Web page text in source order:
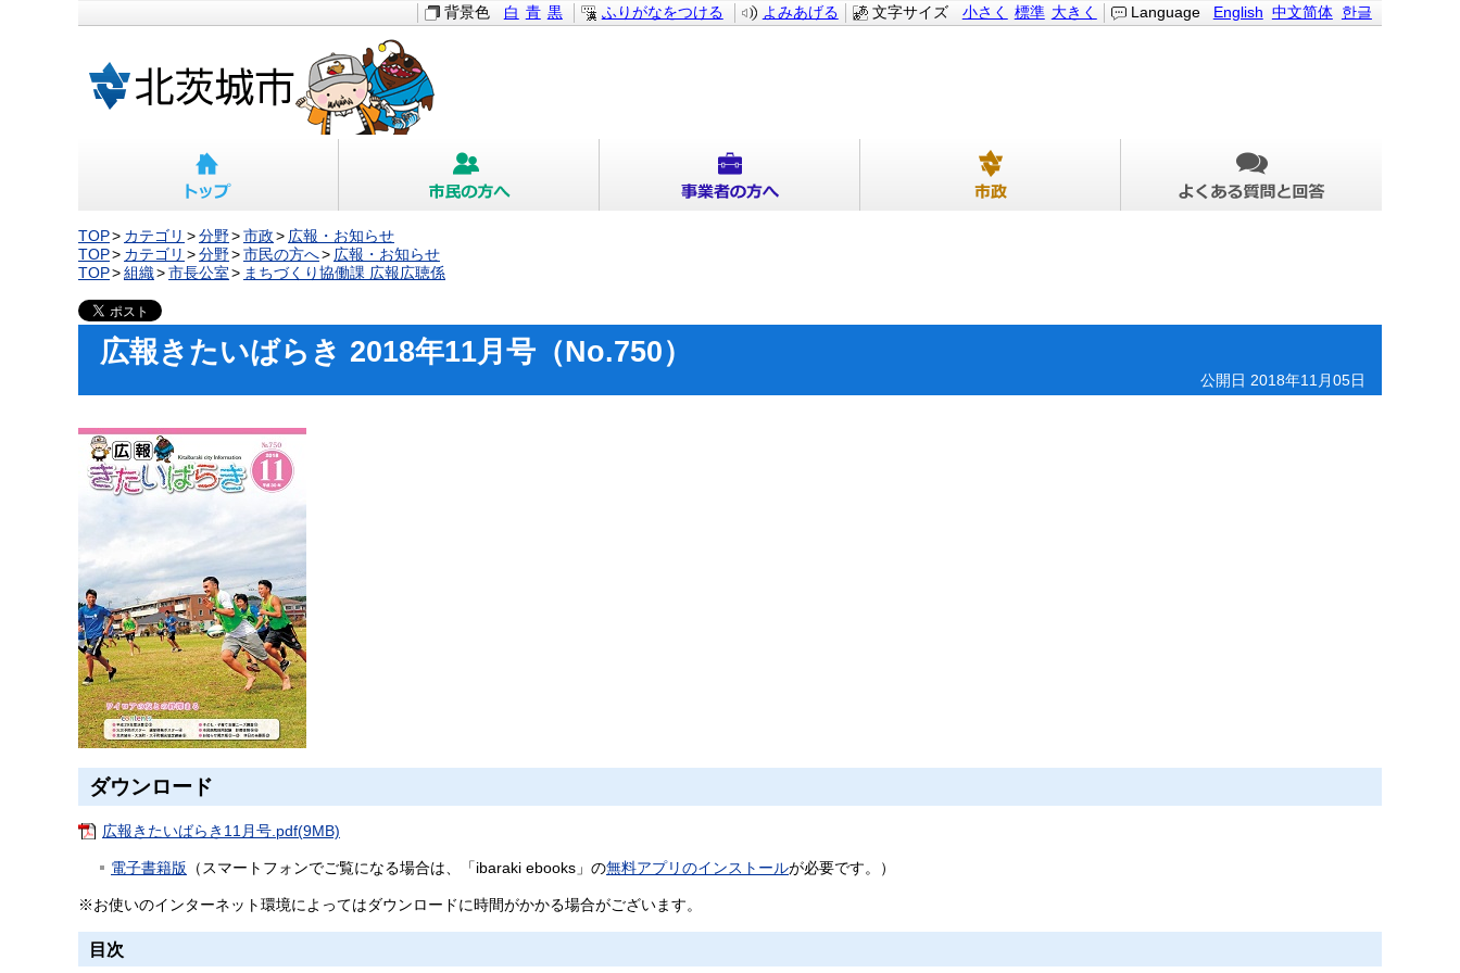
Language English 中文简体 한글
文字サイズ 小さく 標準 大きく
背景色 白 青 黒 ふりがなをつける よみあげる
TOP カテゴリ 分野 市政
広報・お知らせ
TOP
カテゴリ 分野 市民の方へ
広報・お知らせ
TOP
組織 市長公室 まちづくり協働課 広報広聴係
広報きたいばらき 2018年11月号（No.750）
公開日 2018年11月05日
ダウンロード
広報きたいばらき11月号.pdf(9MB)
電子書籍版 （スマートフォンでご覧になる場合は、「ibaraki ebooks」の無料アプリのインストールが必要です。）
※お使いのインターネット環境によってはダウンロードに時間がかかる場合がございます。
目次